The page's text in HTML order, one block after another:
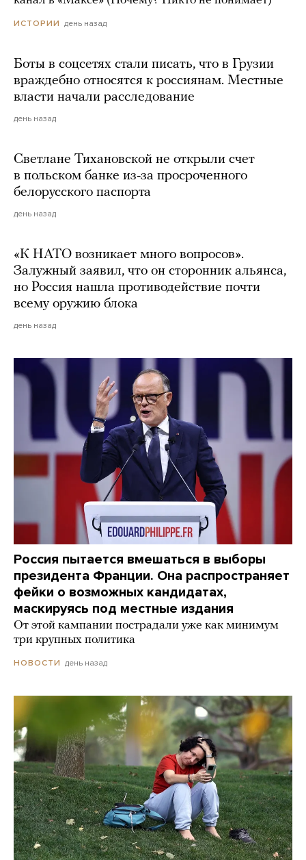
ИСТОРИИ день назад
Боты в соцсетях стали писать, что в Грузии
враждебно относятся к россиянам. Местные
власти начали расследование
день назад
Светлане Тихановской не открыли счет
в польском банке из-за просроченного
белорусского паспорта
день назад
«К НАТО возникает много вопросов».
Залужный заявил, что он сторонник альянса,
но Россия нашла противодействие почти
всему оружию блока
день назад
Россия пытается вмешаться в выборы
президента Франции. Она распространяет
фейки о возможных кандидатах,
маскируясь под местные издания
От этой кампании пострадали уже как минимум
три крупных политика
НОВОСТИ день назад